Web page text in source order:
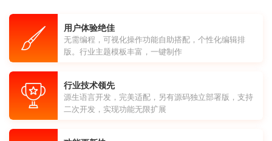
用户体验绝佳
无需编程，可视化操作功能自助搭配，个性化编辑排
版。行业主题模板丰富，一键制作
行业技术领先
源生语言开发，完美适配，另有源码独立部署版，支持
二次开发，实现功能无限扩展